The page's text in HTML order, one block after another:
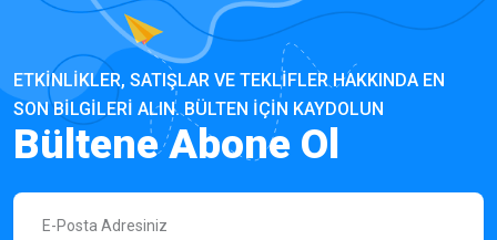
ETKINLIKLER, SATIŞLAR VE TEKLIFLER HAKKINDA EN
SON BILGILERI ALIN. BÜLTEN IÇIN KAYDOLUN
Bültene Abone Ol